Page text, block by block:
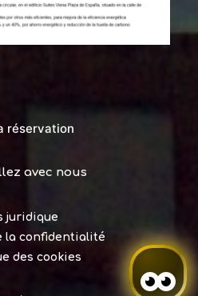
réservation
avec nous
juridique
la confidentialité
des cookies